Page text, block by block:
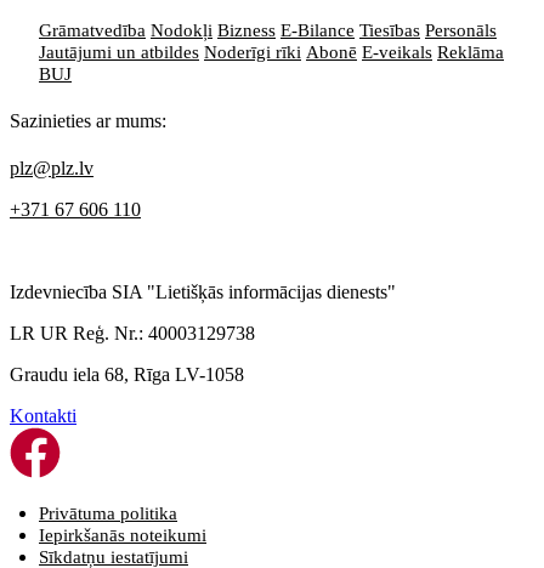
Grāmatvedība Nodokļi Bizness E-Bilance Tiesības Personāls
Jautājumi un atbildes Noderīgi rīki Abonē E-veikals Reklāma
BUJ
Sazinieties ar mums:
plz@plz.lv
+371 67 606 110
Izdevniecība SIA "Lietišķās informācijas dienests"
LR UR Reģ. Nr.: 40003129738
Graudu iela 68, Rīga LV-1058
Kontakti
Privātuma politika
Iepirkšanās noteikumi
Sīkdatņu iestatījumi